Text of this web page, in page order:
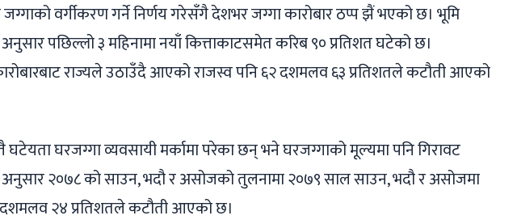
वर्गीकरण गर्ने निर्णय गरेसँगै देशभर जग्गा कारोबार ठप्प झैं भएको छ। भूमि
पछिल्लो ३ महिनामा नयाँ कित्ताकाटसमेत करिब ९० प्रतिशत घटेको छ।
राज्यले उठाउँदै आएको राजस्व पनि ६२ दशमलव ६३ प्रतिशतले कटौती आएको
घटेयता घरजग्गा व्यवसायी मर्कामा परेका छन् भने घरजग्गाको मूल्यमा पनि गिरावट
२०७८ को साउन, भदौ र असोजको तुलनामा २०७९ साल साउन, भदौ र असोजमा
दशमलव २४ प्रतिशतले कटौती आएको छ।